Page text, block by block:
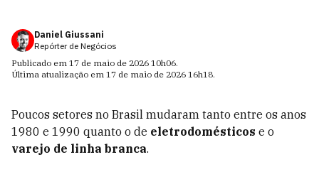
Daniel Giussani
Repórter de Negócios
Publicado em 17 de maio de 2026 10h06.
Última atualização em 17 de maio de 2026 16h18.
Poucos setores no Brasil mudaram tanto entre os anos
1980 e 1990 quanto o de eletrodomésticos e o
varejo de linha branca.